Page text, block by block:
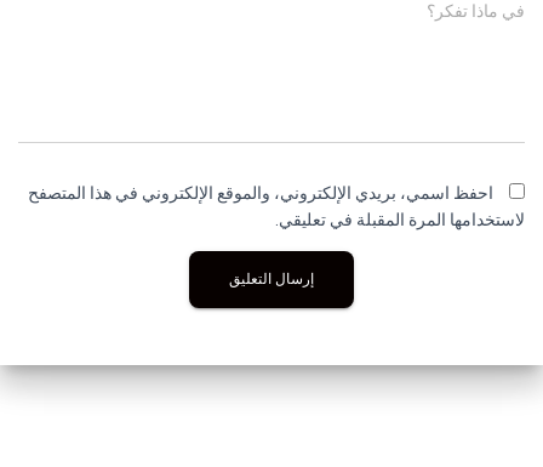
في ماذا تفكر؟
احفظ اسمي، بريدي الإلكتروني، والموقع الإلكتروني في هذا المتصفح
لاستخدامها المرة المقبلة في تعليقي.